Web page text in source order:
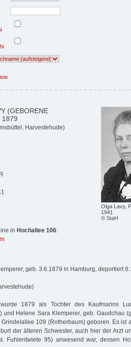
Olga Lavy,
1941
© StaH
(GEBORENE
1879
Harvestehude)
in Hochallee 106:
geb. 3.6.1879 in Hamburg, deportiert
1879 als Tochter des Kaufmanns
und Helene Sara Klemperer, geb. Gaudchau
109 (Rotherbaum) geboren. Es ist
der älteren Schwester, auch hier der Arzt
Fuhlentwiete 95) anwesend war, dessen